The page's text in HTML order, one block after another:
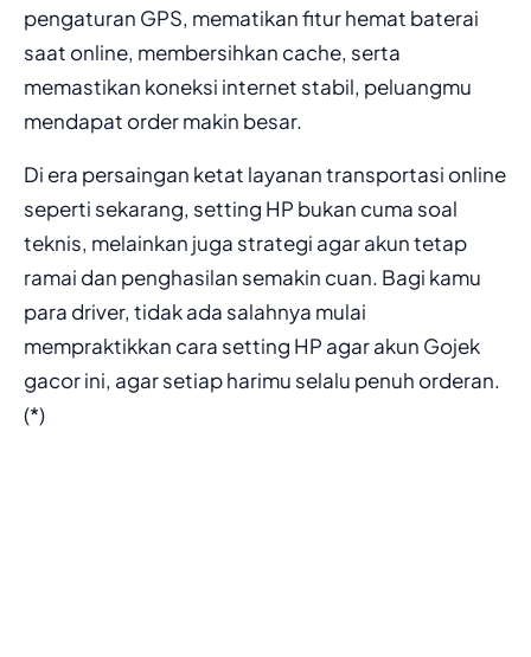
pengaturan GPS, mematikan fitur hemat baterai
saat online, membersihkan cache, serta
memastikan koneksi internet stabil, peluangmu
mendapat order makin besar.
Di era persaingan ketat layanan transportasi online
seperti sekarang, setting HP bukan cuma soal
teknis, melainkan juga strategi agar akun tetap
ramai dan penghasilan semakin cuan. Bagi kamu
para driver, tidak ada salahnya mulai
mempraktikkan cara setting HP agar akun Gojek
gacor ini, agar setiap harimu selalu penuh orderan.
(*)